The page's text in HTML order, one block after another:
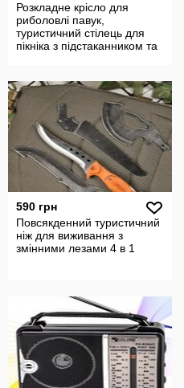
Розкладне крісло для
риболовлі павук,
туристичний стілець для
пікніка з підстаканником та
590 грн
Повсякденний туристичний
ніж для виживання з
змінними лезами 4 в 1